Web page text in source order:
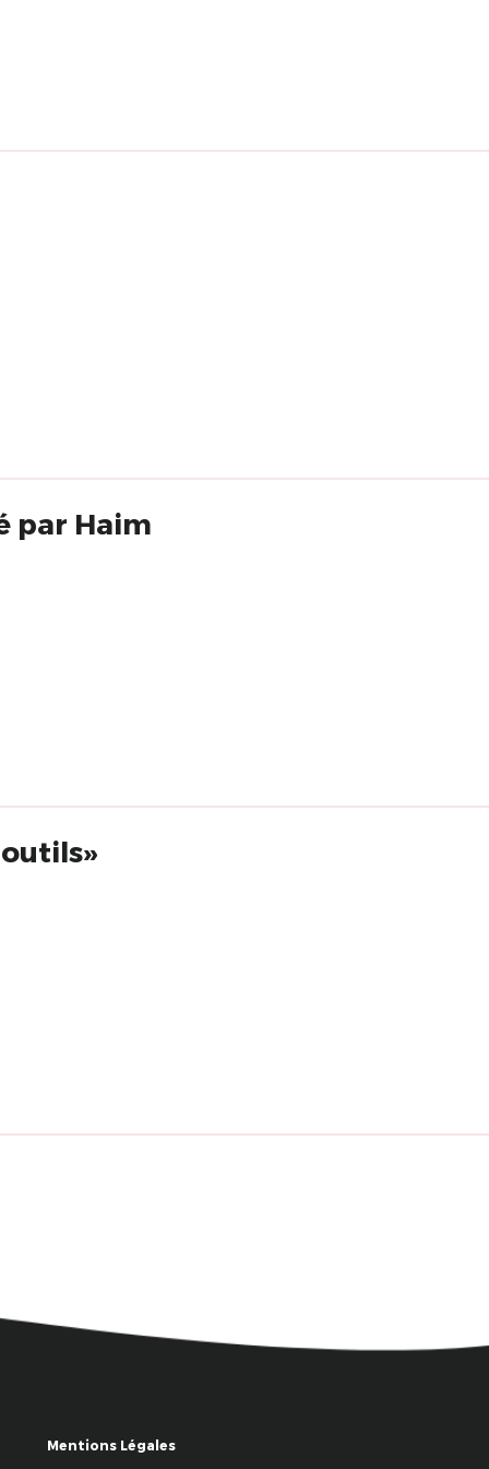
par Haim
Mentions Légales